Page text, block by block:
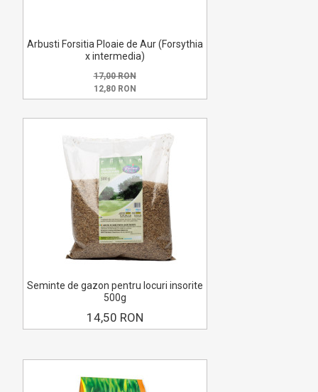
Arbusti Forsitia Ploaie de Aur (Forsythia
x intermedia)
17,00 RON
12,80 RON
Seminte de gazon pentru locuri insorite
500g
14,50 RON